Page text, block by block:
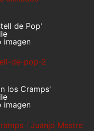
de Pop'
imagen
los Cramps'
imagen